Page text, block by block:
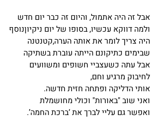
אבל זה היה אתמול, והיום זה כבר יום חדש
ולמה דווקא עכשיו, בסופו של יום ניקיוןנוסף
היה צריך לומר את אותה הערה,קטנטנה
שבימים כתיקונם הייתה עוברת בשתיקה
אבל עתה כשעצביי חשופים ומשוועים
לחיבוק מרגיע וחם,
אותי הדליקה ופתחה חזית חדשה.
ואני שוב "באורות" וכולי מחושמלת
ואפשר גם עליי לברך את ‘ברכת החמה’.